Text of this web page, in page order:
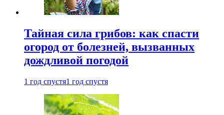
Тайная сила грибов: как спасти
огород от болезней, вызванных
дождливой погодой
1 год спустя1 год спустя